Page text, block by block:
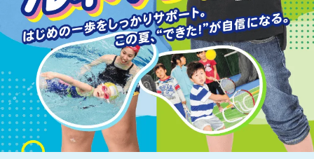
ル
ネ
サ
ン
ス